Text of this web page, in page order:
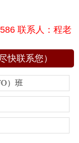
联系人：程老
快联系您）